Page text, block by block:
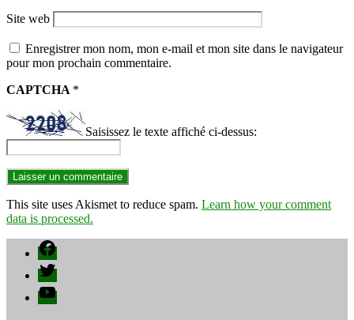
Site web
Enregistrer mon nom, mon e-mail et mon site dans le navigateur
pour mon prochain commentaire.
CAPTCHA *
Saisissez le texte affiché ci-dessus:
This site uses Akismet to reduce spam. Learn how your comment
data is processed.
Facebook
Twitter
YouTube